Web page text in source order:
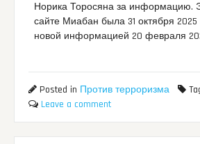
Норика Торосяна за информацию.
сайте Миабан была 31 октября
новой информацией 20 февраля
Posted in Против терроризма
Leave a comment